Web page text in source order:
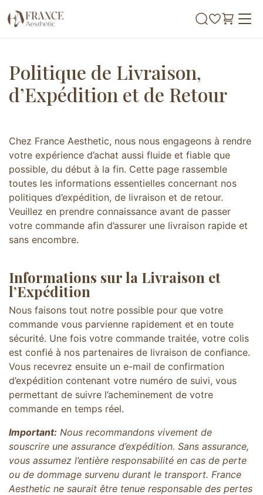
Politique de Livraison,
d’Expédition et de Retour
Chez France Aesthetic, nous nous engageons à rendre
votre expérience d’achat aussi fluide et fiable que
possible, du début à la fin. Cette page rassemble
toutes les informations essentielles concernant nos
politiques d’expédition, de livraison et de retour.
Veuillez en prendre connaissance avant de passer
votre commande afin d’assurer une livraison rapide et
sans encombre.
Informations sur la Livraison et
l’Expédition
Nous faisons tout notre possible pour que votre
commande vous parvienne rapidement et en toute
sécurité. Une fois votre commande traitée, votre colis
est confié à nos partenaires de livraison de confiance.
Vous recevrez ensuite un e-mail de confirmation
d’expédition contenant votre numéro de suivi, vous
permettant de suivre l’acheminement de votre
commande en temps réel.
Important: Nous recommandons vivement de
souscrire une assurance d’expédition. Sans assurance,
vous assumez l’entière responsabilité en cas de perte
ou de dommage survenu durant le transport. France
Aesthetic ne saurait être tenue responsable des pertes